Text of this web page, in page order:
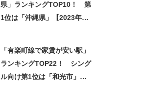
県」ランキングTOP10！ 第
1位は「沖縄県」【2023年最
「有楽町線で家賃が安い駅」
ランキングTOP22！ シング
ル向け第1位は「和光市」